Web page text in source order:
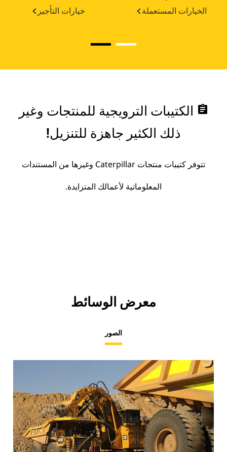
خيارات التأجير الخيارات المستعملة
assignment الكتيبات الترويجية للمنتجات وغير
ذلك الكثير جاهزة للتنزيل!
تتوفر كتيبات منتجات Caterpillar وغيرها من المستندات
المعلوماتية لأعمالك المتزايدة.
معرض الوسائط
الصور